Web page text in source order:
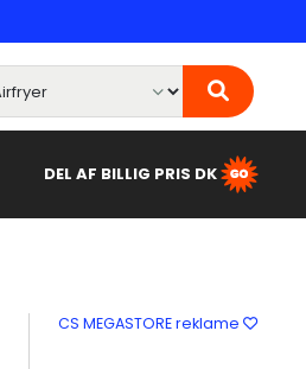
DEL AF BILLIG PRIS DK
CS MEGASTORE reklame